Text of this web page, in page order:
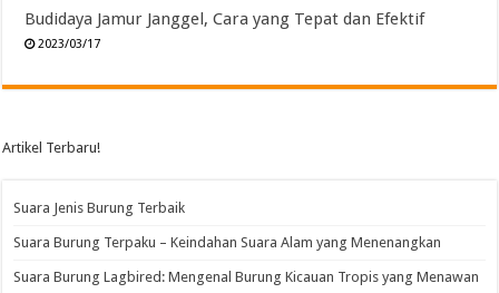
Budidaya Jamur Janggel, Cara yang Tepat dan Efektif
2023/03/17
Artikel Terbaru!
Suara Jenis Burung Terbaik
Suara Burung Terpaku – Keindahan Suara Alam yang Menenangkan
Suara Burung Lagbired: Mengenal Burung Kicauan Tropis yang Menawan